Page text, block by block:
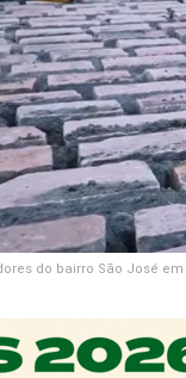
do bairro São José em